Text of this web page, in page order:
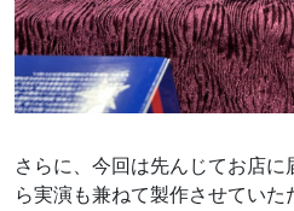
さらに、今回は先んじてお店
ら実演も兼ねて製作させてい